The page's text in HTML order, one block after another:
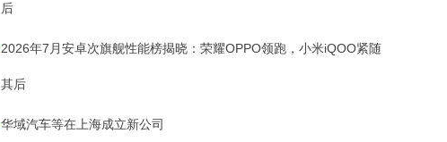
后
2026年7月安卓次旗舰性能榜揭晓：荣耀OPPO领跑，小米iQOO紧随
其后
华域汽车等在上海成立新公司